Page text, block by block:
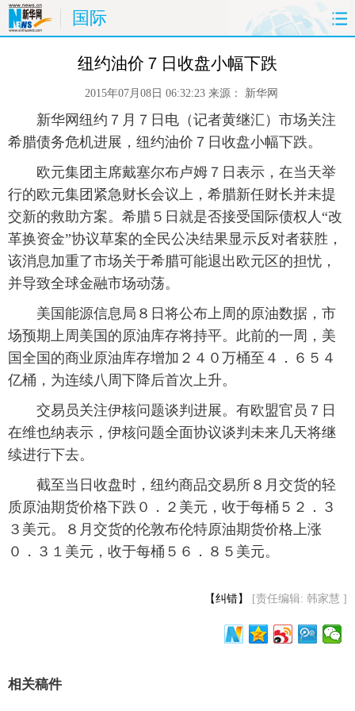
国际
时政 国际
体育 人事
时尚 思客 地方 法治
港澳 台湾 华人 汽车
科技 能源 房产 公司
图片 视频 彩票 食品
金融 公益 军事 无人机
富媒体 摄影
新华电视中文 新华电视英文 返回PC
纽约油价７日收盘小幅下跌
2015年07月08日 06:32:23 来源： 新华网
新华网纽约７月７日电（记者黄继汇）市场关注
希腊债务危机进展，纽约油价７日收盘小幅下跌。
欧元集团主席戴塞尔布卢姆７日表示，在当天举
行的欧元集团紧急财长会议上，希腊新任财长并未提
交新的救助方案。希腊５日就是否接受国际债权人“改
革换资金”协议草案的全民公决结果显示反对者获胜，
该消息加重了市场关于希腊可能退出欧元区的担忧，
并导致全球金融市场动荡。
美国能源信息局８日将公布上周的原油数据，市
场预期上周美国的原油库存将持平。此前的一周，美
国全国的商业原油库存增加２４０万桶至４．６５４
亿桶，为连续八周下降后首次上升。
交易员关注伊核问题谈判进展。有欧盟官员７日
在维也纳表示，伊核问题全面协议谈判未来几天将继
续进行下去。
截至当日收盘时，纽约商品交易所８月交货的轻
质原油期货价格下跌０．２美元，收于每桶５２．３
３美元。８月交货的伦敦布伦特原油期货价格上涨
０．３１美元，收于每桶５６．８５美元。
【纠错】 [责任编辑: 韩家慧 ]
相关稿件